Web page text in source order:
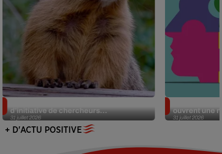
31 juillet 2026
d’initiative de chercheurs...
31 juillet 2026
ouvrent une
+ D'ACTU POSITIVE